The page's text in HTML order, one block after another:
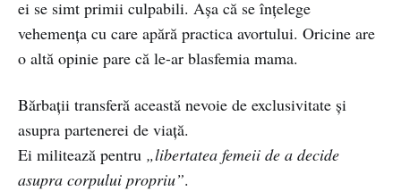
ei se simt primii culpabili. Aşa că se înţelege
vehemenţa cu care apără practica avortului. Oricine are
o altă opinie pare că le-ar blasfemia mama.
Bărbații transferă această nevoie de exclusivitate și
asupra partenerei de viață.
Ei militează pentru „libertatea femeii de a decide
asupra corpului propriu”.